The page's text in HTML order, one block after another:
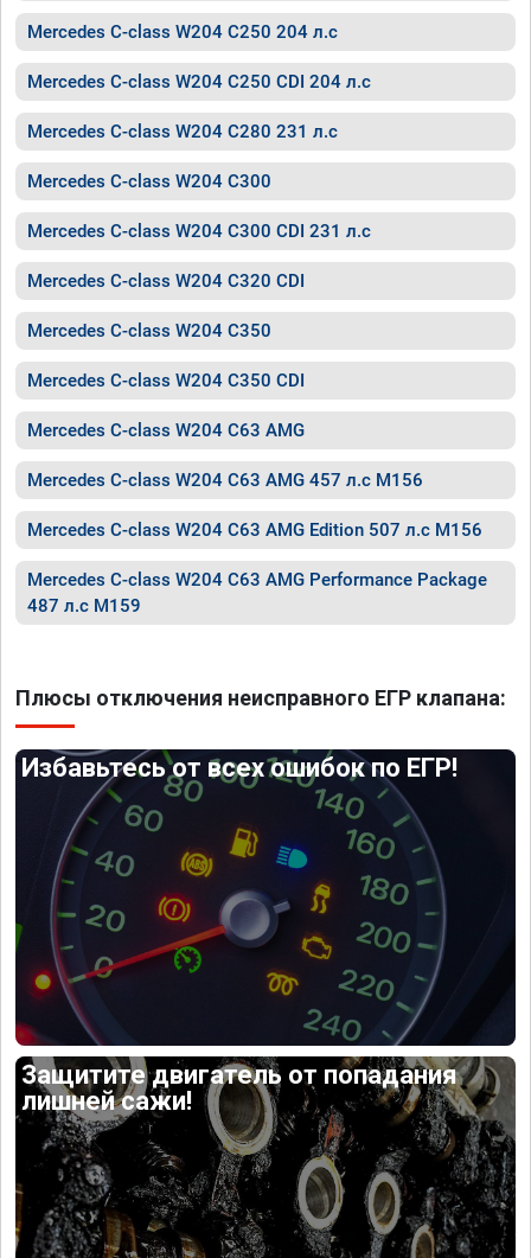
Mercedes C-class W204 C250 204 л.с
Mercedes C-class W204 C250 CDI 204 л.с
Mercedes C-class W204 C280 231 л.с
Mercedes C-class W204 C300
Mercedes C-class W204 C300 CDI 231 л.с
Mercedes C-class W204 C320 CDI
Mercedes C-class W204 C350
Mercedes C-class W204 C350 CDI
Mercedes C-class W204 C63 AMG
Mercedes C-class W204 C63 AMG 457 л.с M156
Mercedes C-class W204 C63 AMG Edition 507 л.с M156
Mercedes C-class W204 C63 AMG Performance Package
487 л.с M159
Плюсы отключения неисправного ЕГР клапана:
Избавьтесь от всех ошибок по ЕГР!
Защитите двигатель от попадания
лишней сажи!